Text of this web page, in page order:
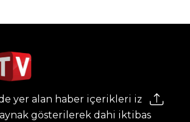
yer alan haber içerikleri izin
gösterilerek dahi iktibas